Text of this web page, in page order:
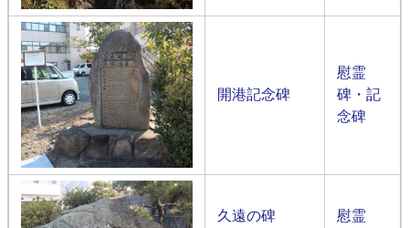
開港記念碑​
慰霊
碑・記
念碑​​
久遠の碑​
慰霊